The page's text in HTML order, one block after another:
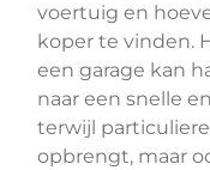
voertuig en
koper te vinden.
een garage kan
naar een snelle
terwijl
opbrengt, maar